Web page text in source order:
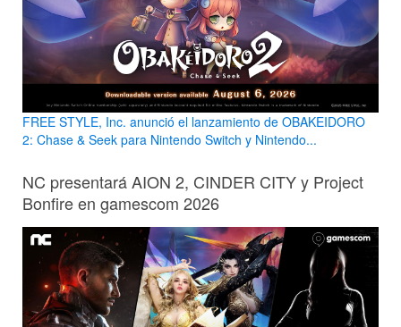
FREE STYLE, Inc. anunció el lanzamiento de OBAKEIDORO
2: Chase & Seek para Nintendo Switch y Nintendo...
NC presentará AION 2, CINDER CITY y Project
Bonfire en gamescom 2026